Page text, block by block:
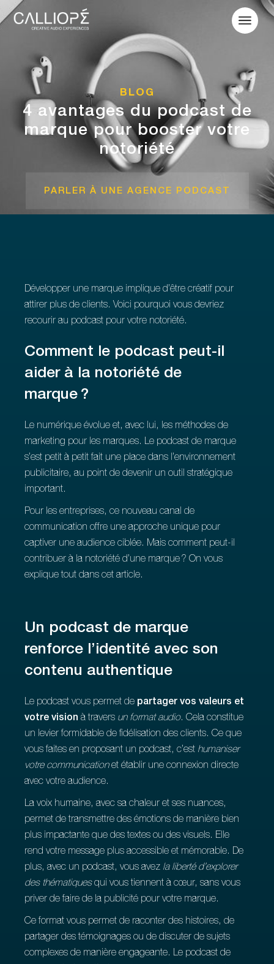
BLOG
4 avantages du podcast de
marque pour booster votre
notoriété
PARLER À UNE AGENCE PODCAST
Développer une marque implique d’être créatif pour
attirer plus de clients. Voici pourquoi vous devriez
recourir au podcast pour votre notoriété.
Comment le podcast peut-il
aider à la notoriété de
marque ?
Le numérique évolue et, avec lui, les méthodes de
marketing pour les marques. Le podcast de marque
s’est petit à petit fait une place dans l’environnement
publicitaire, au point de devenir un outil stratégique
important.
Pour les entreprises, ce nouveau canal de
communication offre une approche unique pour
captiver une audience ciblée. Mais comment peut-il
contribuer à la notoriété d’une marque ? On vous
explique tout dans cet article.
Un podcast de marque
renforce l’identité avec son
contenu authentique
Le podcast vous permet de partager vos valeurs et
votre vision à travers un format audio. Cela constitue
un levier formidable de fidélisation des clients. Ce que
vous faites en proposant un podcast, c’est humaniser
votre communicationet établir une connexion directe
avec votre audience.
La voix humaine, avec sa chaleur et ses nuances,
permet de transmettre des émotions de manière bien
plus impactante que des textes ou des visuels. Elle
rend votre message plus accessible et mémorable. De
plus, avec un podcast, vous avez la liberté d’explorer
des thématiquesqui vous tiennent à cœur, sans vous
priver de faire de la publicité pour votre marque.
Ce format vous permet de raconter des histoires, de
partager des témoignages ou de discuter de sujets
complexes de manière engageante. Le podcast de